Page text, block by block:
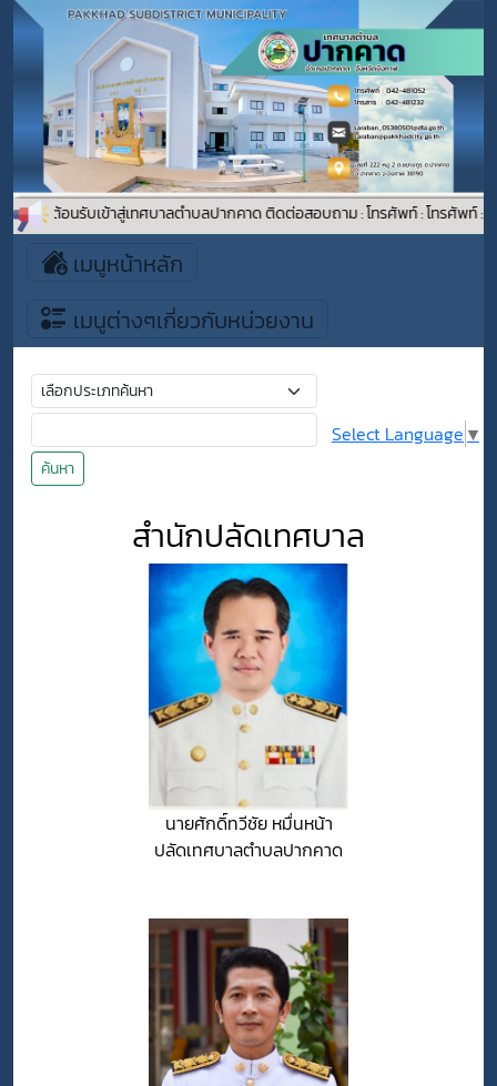
ต้อนรับเข้าสู่เทศบาลตำบลปากคาด ติดต่อสอบถาม : โทรศัพท์ : โทรศัพท์ : 042-
เมนูหน้าหลัก
เมนูต่างๆเกี่ยวกับหน่วยงาน
ค้นหา
Select Language ▼
สำนักปลัดเทศบาล
นายศักดิ์ทวีชัย หมื่นหน้า
ปลัดเทศบาลตำบลปากคาด